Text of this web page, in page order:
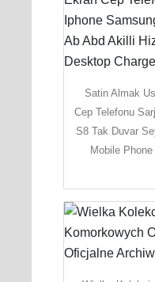
Satin Almak
Cep Telefonu
S8 Tak Duvar
Mobile